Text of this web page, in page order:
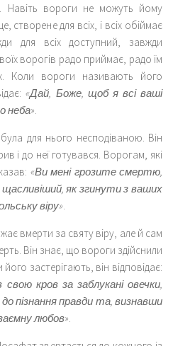
Навіть вороги не можуть йому
створене для всіх, і всіх обіймає
для всіх доступний, завжди
ворогів радо приймає, радо їм
Коли вороги називають його
«Дай, Боже, щоб я всі ваші
неба».
для нього несподіваною. Він
і до неї готувався. Ворогам, які
«Ви мені грозите смертю,
як згинути з ваших
віру».
вмерти за святу віру, але й сам
Він знає, що вороги здійснили
застерігають, він відповідає:
кров за заблукані овечки,
пізнання правди та, визнавши
любов».